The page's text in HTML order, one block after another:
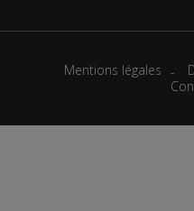
Mentions légales